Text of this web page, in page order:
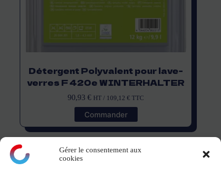
Gérer le consentement aux
cookies
Détergent Polyvalent pour lave-
verres F 420e WINTERHALTER
90,93€ HT / 109,12€ TTC
Commander